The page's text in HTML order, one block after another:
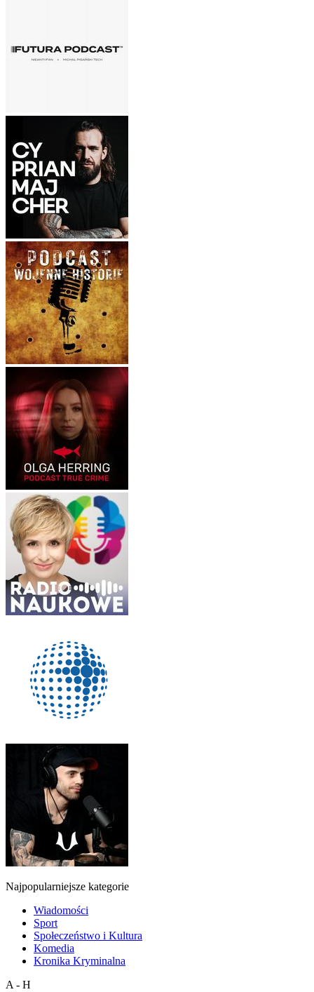
Najpopularniejsze kategorie
Wiadomości
Sport
Społeczeństwo i Kultura
Komedia
Kronika Kryminalna
A - H